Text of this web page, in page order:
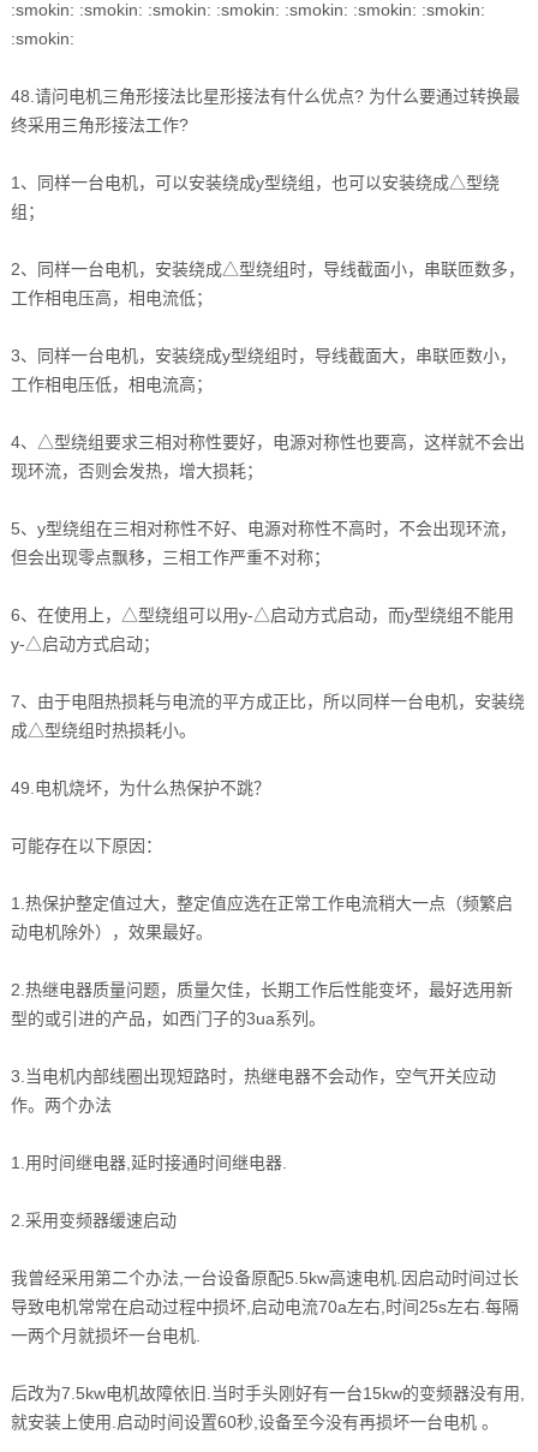
:smokin: :smokin: :smokin: :smokin: :smokin: :smokin: :smokin:
:smokin:
48.请问电机三角形接法比星形接法有什么优点? 为什么要通过转换最
终采用三角形接法工作?
1、同样一台电机，可以安装绕成y型绕组，也可以安装绕成△型绕
组；
2、同样一台电机，安装绕成△型绕组时，导线截面小，串联匝数多，
工作相电压高，相电流低；
3、同样一台电机，安装绕成y型绕组时，导线截面大，串联匝数小，
工作相电压低，相电流高；
4、△型绕组要求三相对称性要好，电源对称性也要高，这样就不会出
现环流，否则会发热，增大损耗；
5、y型绕组在三相对称性不好、电源对称性不高时，不会出现环流，
但会出现零点飘移，三相工作严重不对称；
6、在使用上，△型绕组可以用y-△启动方式启动，而y型绕组不能用
y-△启动方式启动；
7、由于电阻热损耗与电流的平方成正比，所以同样一台电机，安装绕
成△型绕组时热损耗小。
49.电机烧坏，为什么热保护不跳？
可能存在以下原因：
1.热保护整定值过大，整定值应选在正常工作电流稍大一点（频繁启
动电机除外），效果最好。
2.热继电器质量问题，质量欠佳，长期工作后性能变坏，最好选用新
型的或引进的产品，如西门子的3ua系列。
3.当电机内部线圈出现短路时，热继电器不会动作，空气开关应动
作。两个办法
1.用时间继电器,延时接通时间继电器.
2.采用变频器缓速启动
我曾经采用第二个办法,一台设备原配5.5kw高速电机.因启动时间过长
导致电机常常在启动过程中损坏,启动电流70a左右,时间25s左右.每隔
一两个月就损坏一台电机.
后改为7.5kw电机故障依旧.当时手头刚好有一台15kw的变频器没有用,
就安装上使用.启动时间设置60秒,设备至今没有再损坏一台电机 。